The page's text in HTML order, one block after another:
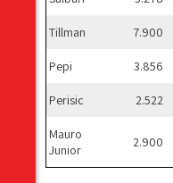
Tillman 7.900
Pepi 3.856
Perisic 2.522
Mauro
Junior
2.900